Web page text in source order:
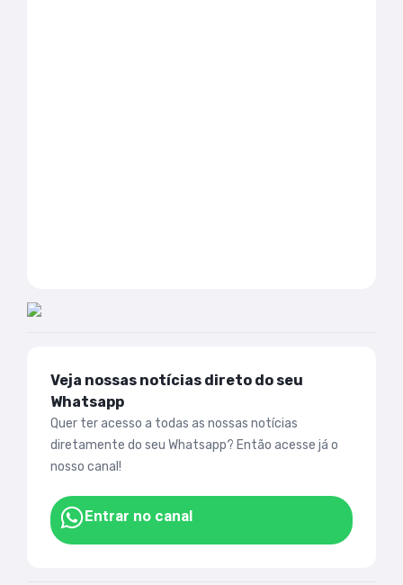
Veja nossas notícias direto do seu
Whatsapp
Quer ter acesso a todas as nossas notícias
diretamente do seu Whatsapp? Então acesse já o
nosso canal!
Entrar no canal